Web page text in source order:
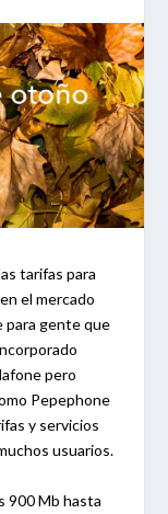
tarifas para
el mercado
para gente que
pero
Pepephone
y servicios
usuarios.
900 Mb hasta